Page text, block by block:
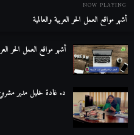
NOW PLAYING
أشهر مواقع العمل الحر العربية والعالمية
أشهر مواقع العمل الحر
د. غادة خليل مدير مشروع رواد 2023 في حوار